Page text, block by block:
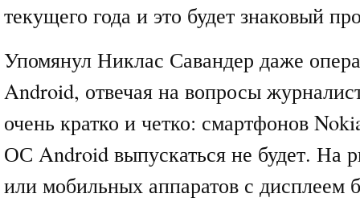
текущего года и это будет знаковый
Упомянул Никлас Савандер даже
Android, отвечая на вопросы
очень кратко и четко: смартфонов
ОС Android выпускаться не будет. На
или мобильных аппаратов с дисплеем